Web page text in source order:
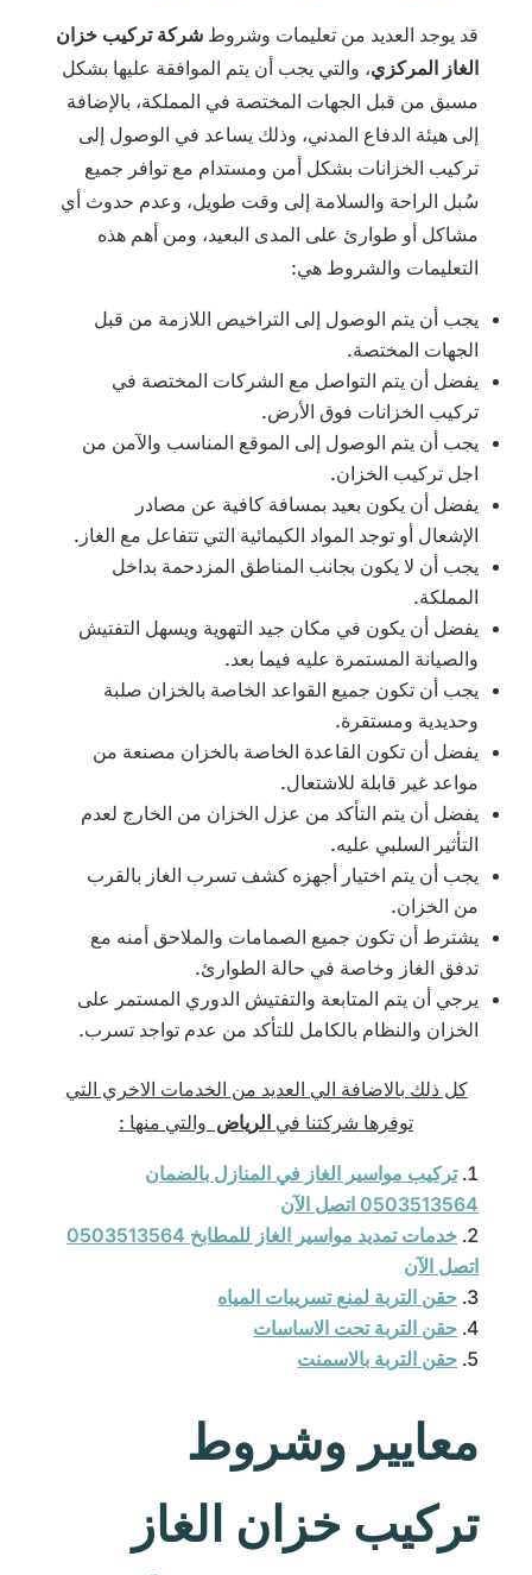
قد يوجد العديد من تعليمات وشروط شركة تركيب خزان
الغاز المركزي، والتي يجب أن يتم الموافقة عليها بشكل
مسبق من قبل الجهات المختصة في المملكة، بالإضافة
إلى هيئة الدفاع المدني، وذلك يساعد في الوصول إلى
تركيب الخزانات بشكل أمن ومستدام مع توافر جميع
سُبل الراحة والسلامة إلى وقت طويل، وعدم حدوث أي
مشاكل أو طوارئ على المدى البعيد، ومن أهم هذه
التعليمات والشروط هي:
يجب أن يتم الوصول إلى التراخيص اللازمة من قبل
الجهات المختصة.
يفضل أن يتم التواصل مع الشركات المختصة في
تركيب الخزانات فوق الأرض.
يجب أن يتم الوصول إلى الموقع المناسب والآمن من
اجل تركيب الخزان.
يفضل أن يكون بعيد بمسافة كافية عن مصادر
الإشعال أو توجد المواد الكيمائية التي تتفاعل مع الغاز.
يجب أن لا يكون بجانب المناطق المزدحمة بداخل
المملكة.
يفضل أن يكون في مكان جيد التهوية ويسهل التفتيش
والصيانة المستمرة عليه فيما بعد.
يجب أن تكون جميع القواعد الخاصة بالخزان صلبة
وحديدية ومستقرة.
يفضل أن تكون القاعدة الخاصة بالخزان مصنعة من
مواعد غير قابلة للاشتعال.
يفضل أن يتم التأكد من عزل الخزان من الخارج لعدم
التأثير السلبي عليه.
يجب أن يتم اختيار أجهزه كشف تسرب الغاز بالقرب
من الخزان.
يشترط أن تكون جميع الصمامات والملاحق أمنه مع
تدفق الغاز وخاصة في حالة الطوارئ.
يرجي أن يتم المتابعة والتفتيش الدوري المستمر على
الخزان والنظام بالكامل للتأكد من عدم تواجد تسرب.
كل ذلك بالاضافة الي العديد من الخدمات الاخري التي
توفرها شركتنا في الرياض والتي منها :
تركيب مواسير الغاز في المنازل بالضمان
0503513564 اتصل الآن
خدمات تمديد مواسير الغاز للمطابخ 0503513564
اتصل الآن
حقن التربة لمنع تسريبات المياه
حقن التربة تحت الاساسات
حقن التربة بالاسمنت
معايير وشروط
تركيب خزان الغاز